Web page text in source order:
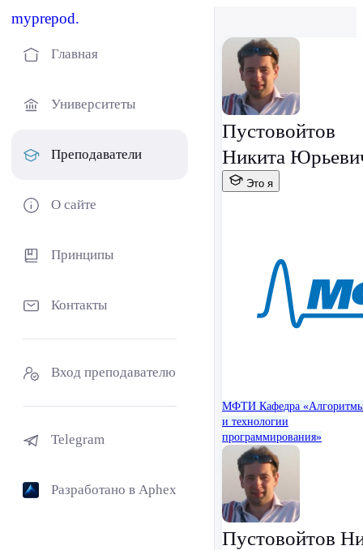
myprepod.
Главная
Университеты
Преподаватели
О сайте
Принципы
Контакты
Вход преподавателю
Telegram
Разработано в Aphex
Пустовойтов
Никита
Это я
МФТИ Кафедра
и технологии
программирования»
Пустовойтов